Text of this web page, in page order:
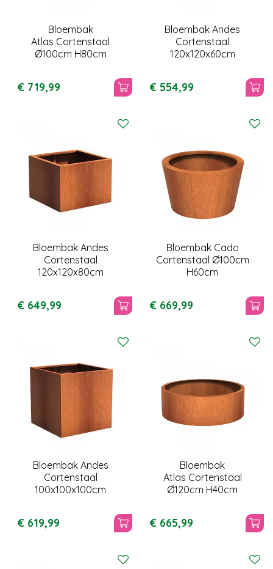
Bloembak
Atlas Cortenstaal
Ø100cm H80cm
€ 719,99
Bloembak Andes
Cortenstaal
120x120x60cm
€ 554,99
Bloembak Andes
Cortenstaal
120x120x80cm
€ 649,99
Bloembak Cado
Cortenstaal Ø100cm
H60cm
€ 669,99
Bloembak Andes
Cortenstaal
100x100x100cm
€ 619,99
Bloembak
Atlas Cortenstaal
Ø120cm H40cm
€ 665,99